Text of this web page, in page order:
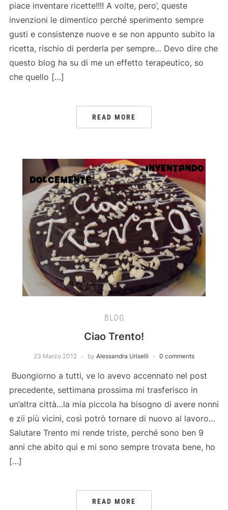
piace inventare ricette!!!! A volte, pero’, queste
invenzioni le dimentico perché sperimento sempre
gusti e consistenze nuove e se non appunto subito la
ricetta, rischio di perderla per sempre… Devo dire che
questo blog ha su di me un effetto terapeutico, so
che quello […]
READ MORE
BLOG
Ciao Trento!
23 Marzo 2012 by Alessandra Uriselli 0 comments
Buongiorno a tutti, ve lo avevo accennato nel post
precedente, settimana prossima mi trasferisco in
un’altra città…la mia piccola ha bisogno di avere nonni
e zii più vicini, così potrò tornare di nuovo al lavoro…
Salutare Trento mi rende triste, perché sono ben 9
anni che abito qui e mi sono sempre trovata bene, ho
[…]
READ MORE